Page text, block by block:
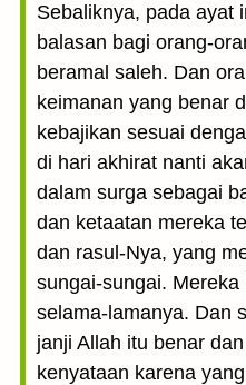
Sebaliknya, pada ayat
balasan bagi orang-
beramal saleh. Dan
keimanan yang benar
kebajikan sesuai
di hari akhirat nanti
dalam surga sebagai
dan ketaatan mereka
dan rasul-Nya, yang
sungai-sungai.
selama-lamanya. Dan
janji Allah itu benar
kenyataan karena